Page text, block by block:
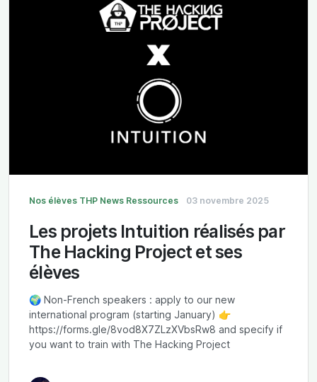
Nos élèves THP News Ressources 03 novembre 2025
Les projets Intuition réalisés par
The Hacking Project et ses
élèves
🌍 Non-French speakers : apply to our new
international program (starting January) 👉
https://forms.gle/8vod8X7ZLzXVbsRw8 and specify if
you want to train with The Hacking Project